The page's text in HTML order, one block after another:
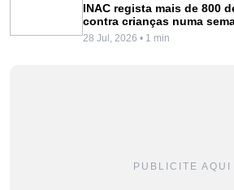
INAC regista mais de 800
contra crianças numa
28 Jul, 2026 • 1 min
PUBLICITE AQUI